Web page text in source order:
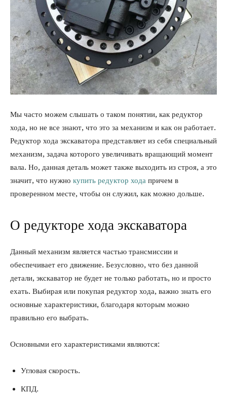
Мы часто можем слышать о таком понятии, как редуктор
хода, но не все знают, что это за механизм и как он работает.
Редуктор хода экскаватора представляет из себя специальный
механизм, задача которого увеличивать вращающий момент
вала. Но, данная деталь может также выходить из строя, а это
значит, что нужно купить редуктор хода причем в
проверенном месте, чтобы он служил, как можно дольше.
О редукторе хода экскаватора
Данный механизм является частью трансмиссии и
обеспечивает его движение. Безусловно, что без данной
детали, экскаватор не будет не только работать, но и просто
ехать. Выбирая или покупая редуктор хода, важно знать его
основные характеристики, благодаря которым можно
правильно его выбрать.
Основными его характеристиками являются:
Угловая скорость.
КПД.